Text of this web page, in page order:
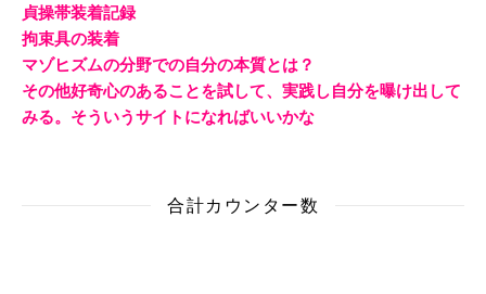
貞操帯装着記録
拘束具の装着
マゾヒズムの分野での自分の本質とは？
その他好奇心のあることを試して、実践し自分を曝け出して
みる。そういうサイトになればいいかな
合計カウンター数